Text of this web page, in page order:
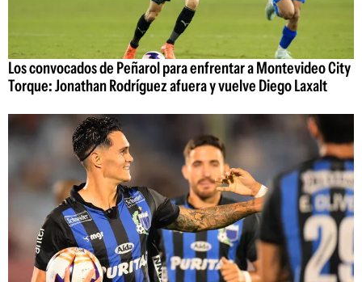
Los convocados de Peñarol para enfrentar a Montevideo City
Torque: Jonathan Rodríguez afuera y vuelve Diego Laxalt